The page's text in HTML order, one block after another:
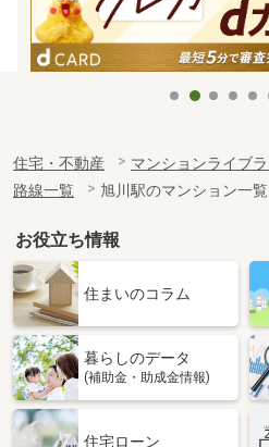
住宅・不動産 マンションライブ
路線一覧
旭川駅のマンション一覧
お役立ち情報
住まいのコラム
暮らしのデータ
(補助金・助成金情報)
住宅ローン